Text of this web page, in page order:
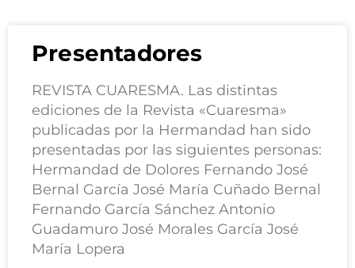
Presentadores
REVISTA CUARESMA. Las distintas
ediciones de la Revista «Cuaresma»
publicadas por la Hermandad han sido
presentadas por las siguientes personas:
Hermandad de Dolores Fernando José
Bernal García José María Cuñado Bernal
Fernando García Sánchez Antonio
Guadamuro José Morales García José
María Lopera